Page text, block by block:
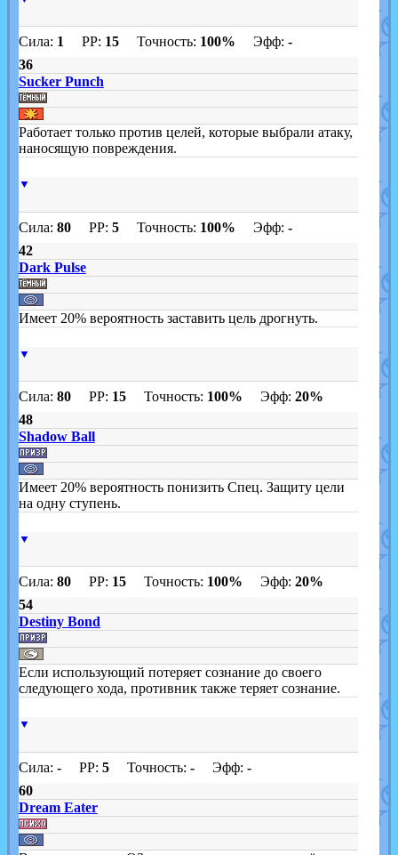
Сила: 1 PP: 15Точность: 100% Эфф: -
36
Sucker Punch
Работает только против целей, которые выбрали атаку,
наносящую повреждения.
▼
Сила: 80PP: 5Точность: 100% Эфф: -
42
Dark Pulse
Имеет 20% вероятность заставить цель дрогнуть.
▼
Сила: 80PP: 15Точность: 100% Эфф: 20%
48
Shadow Ball
Имеет 20% вероятность понизить Спец. Защиту цели
на одну ступень.
▼
Сила: 80PP: 15Точность: 100% Эфф: 20%
54
Destiny Bond
Если использующий потеряет сознание до своего
следующего хода, противник также теряет сознание.
▼
Сила: -PP: 5Точность: -Эфф: -
60
Dream Eater